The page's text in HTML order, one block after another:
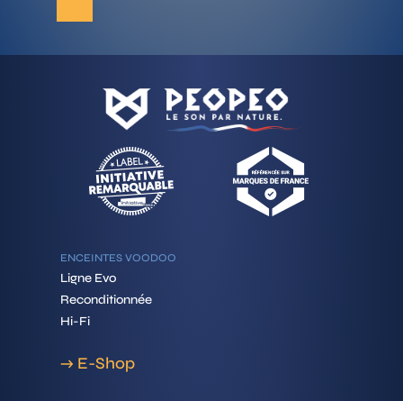
ENCEINTES VOODOO
Ligne Evo
Reconditionnée
Hi-Fi
→ E-Shop